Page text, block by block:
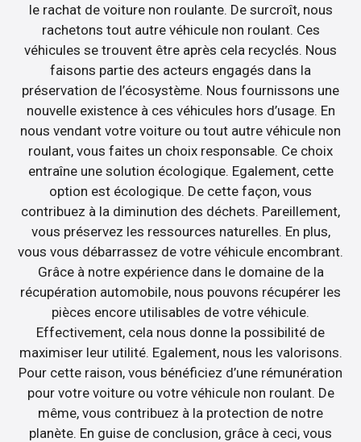
le rachat de voiture non roulante. De surcroît, nous
rachetons tout autre véhicule non roulant. Ces
véhicules se trouvent être après cela recyclés. Nous
faisons partie des acteurs engagés dans la
préservation de l’écosystème. Nous fournissons une
nouvelle existence à ces véhicules hors d’usage. En
nous vendant votre voiture ou tout autre véhicule non
roulant, vous faites un choix responsable. Ce choix
entraîne une solution écologique. Egalement, cette
option est écologique. De cette façon, vous
contribuez à la diminution des déchets. Pareillement,
vous préservez les ressources naturelles. En plus,
vous vous débarrassez de votre véhicule encombrant.
Grâce à notre expérience dans le domaine de la
récupération automobile, nous pouvons récupérer les
pièces encore utilisables de votre véhicule.
Effectivement, cela nous donne la possibilité de
maximiser leur utilité. Egalement, nous les valorisons.
Pour cette raison, vous bénéficiez d’une rémunération
pour votre voiture ou votre véhicule non roulant. De
même, vous contribuez à la protection de notre
planète. En guise de conclusion, grâce à ceci, vous